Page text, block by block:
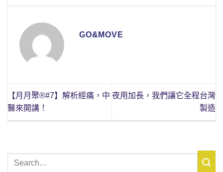
GO&MOVE
【月月聚®#7】解析經痛，中
醫來開講！
夜用加長，我們讓它全程台灣
製造